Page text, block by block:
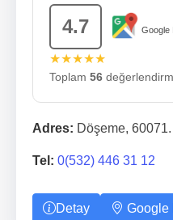
4.7 Google
★★★★★
Toplam 56
Adres: Döşeme,
Tel: 0(532) 446 31 12
Detay Google